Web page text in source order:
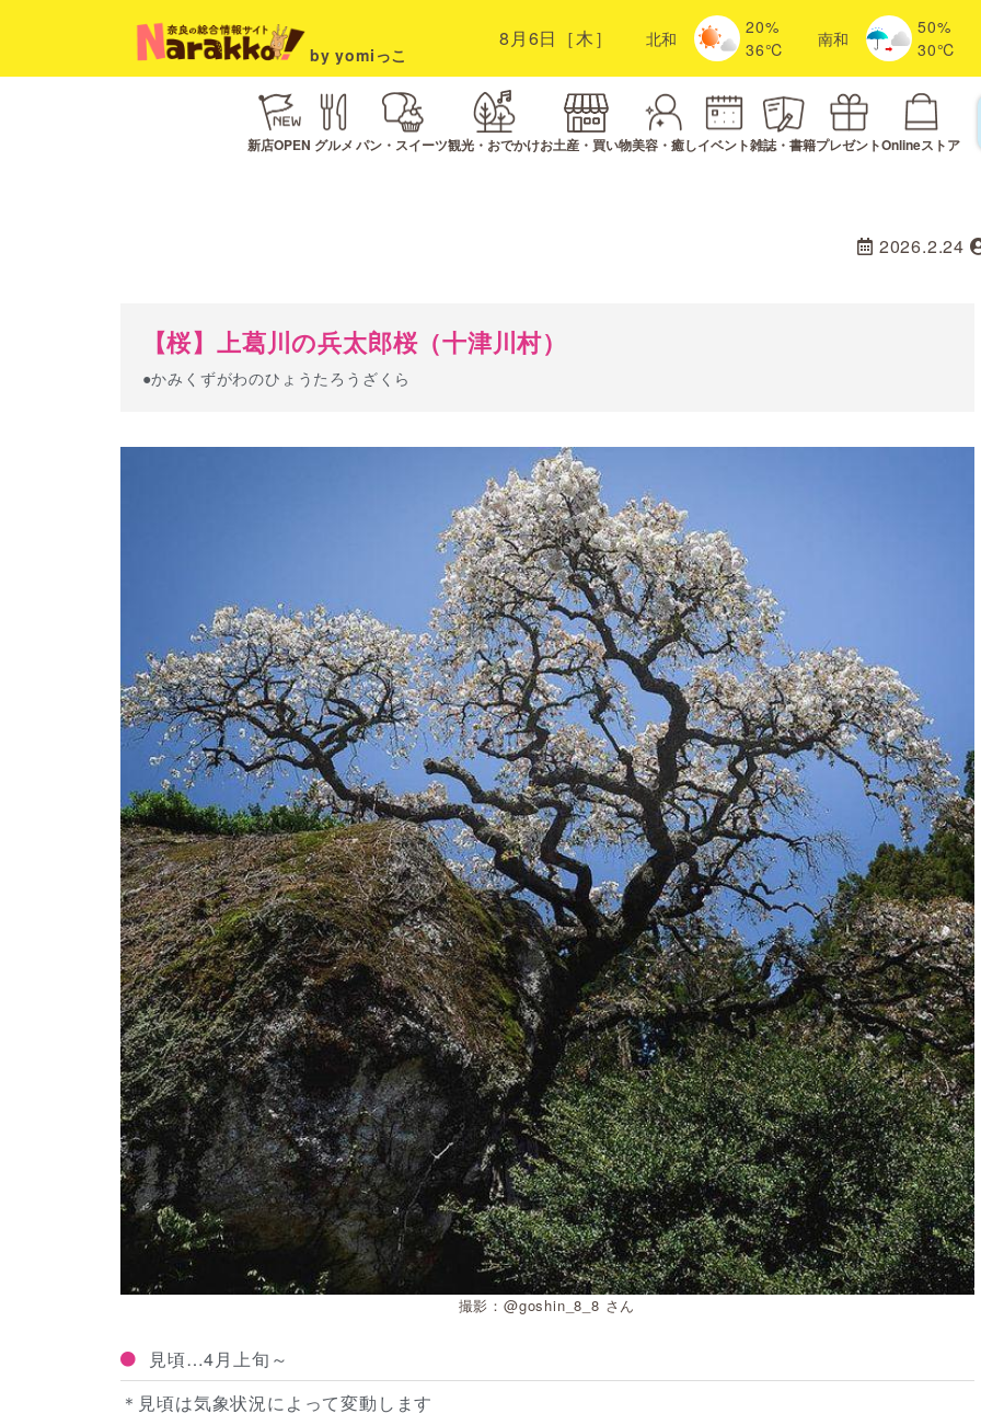
by yomiっこ
8月6日［木］ 北和
20%
36℃
南和
50%
30℃
新店OPEN グルメ パン・スイーツ観光・おでかけお土産・買い物美容・癒しイベント雑誌・書籍プレゼントOnlineストア
2026.2.24
【桜】上葛川の兵太郎桜（十津川村）
●かみくずがわのひょうたろうざくら
撮影：@goshin_8_8 さん
見頃…4月上旬～
＊見頃は気象状況によって変動します